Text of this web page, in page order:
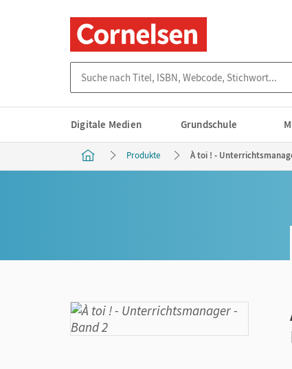
Digitale Medien Grundschule
Produkte À toi ! -